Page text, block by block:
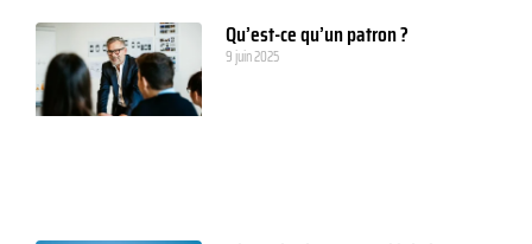
Qu’est-ce qu’un patron ?
9 juin 2025